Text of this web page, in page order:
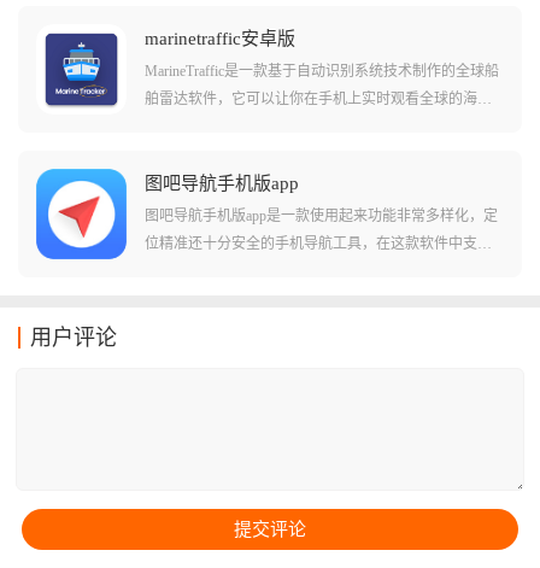
几天的超长待机预报和实时动态背景，让你抬头看手
机，就能像看窗外一样直观。
marinetraffic安卓版
MarineTraffic是一款基于自动识别系统技术制作的全球船
舶雷达软件，它可以让你在手机上实时观看全球的海
艘船长什么样。
图吧导航手机版app
图吧导航手机版app是一款使用起来功能非常多样化，定
位精准还十分安全的手机导航工具，在这款软件中支持
用户评论